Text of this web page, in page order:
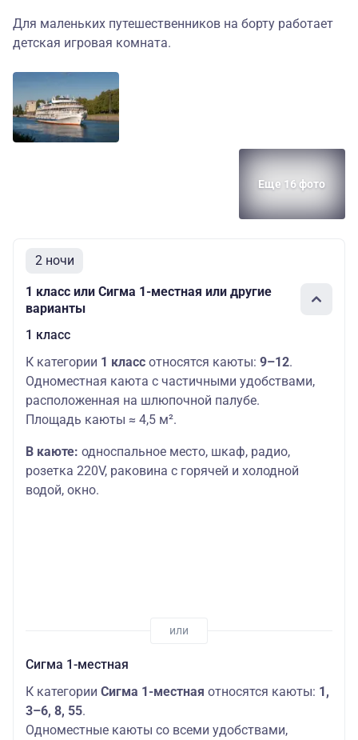
Для маленьких путешественников на борту работает
детская игровая комната.
Еще 16 фото
2 ночи
1 класс или Сигма 1-местная или другие
варианты
1 класс
К категории 1 класс относятся каюты: 9–12.
Одноместная каюта с частичными удобствами,
расположенная на шлюпочной палубе.
Площадь каюты ≈ 4,5 м².
В каюте: односпальное место, шкаф, радио,
розетка 220V, раковина с горячей и холодной
водой, окно.
Сигма 1-местная
К категории Сигма 1-местная относятся каюты: 1,
3–6, 8, 55.
Одноместные каюты со всеми удобствами,